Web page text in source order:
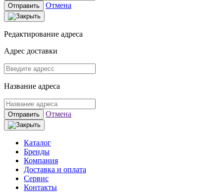
Отправить Отмена
Редактирование адреса
Адрес доставки
Название адреса
Отправить Отмена
Каталог
Бренды
Компания
Доставка и оплата
Сервис
Контакты